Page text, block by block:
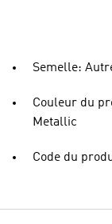
Semelle:
Couleur du
Metallic
Code du